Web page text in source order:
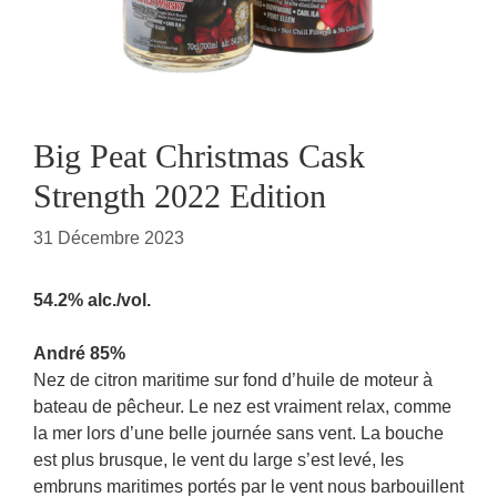
Big Peat Christmas Cask
Strength 2022 Edition
31 Décembre 2023
54.2% alc./vol.
André 85%
Nez de citron maritime sur fond d’huile de moteur à
bateau de pêcheur. Le nez est vraiment relax, comme
la mer lors d’une belle journée sans vent. La bouche
est plus brusque, le vent du large s’est levé, les
embruns maritimes portés par le vent nous barbouillent